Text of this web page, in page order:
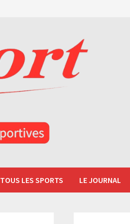
TOUS LES SPORTS LE JOURNAL